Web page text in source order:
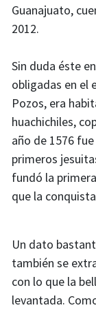
Guanajuato,
2012.
Sin duda éste
obligadas en el
Pozos, era
huachichiles,
año de 1576
primeros
fundó la
que la
Un dato
también se
con lo que la
levantada.